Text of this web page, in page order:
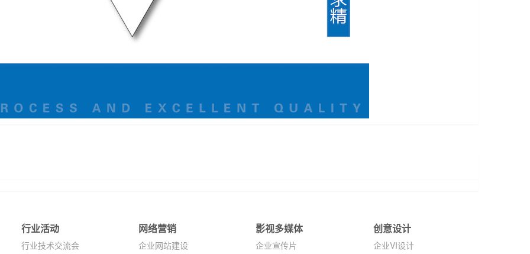
行业活动
行业技术交流会
网络营销
企业网站建设
影视多媒体
企业宣传片
创意设计
企业VI设计